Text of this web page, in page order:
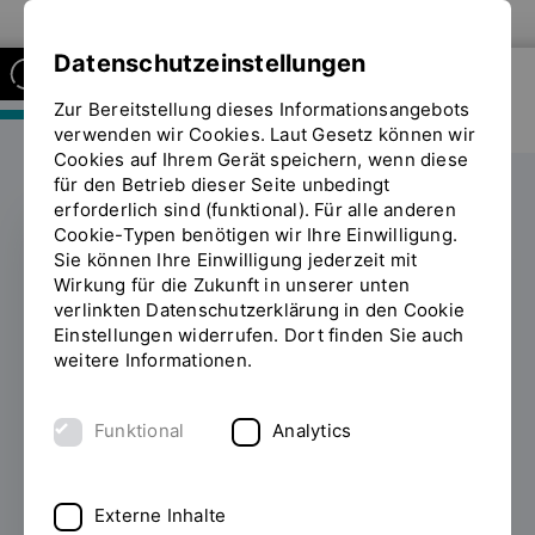
FAKULTÄT MASCHINENBAU
Promotion erfolgreich
abgeschlossen
der Fakultät Maschinenbau und 2011 mit
einem Preis für herausragende technisch-
anwendungsbezogenen Masterarbeit
Datenschutzeinstellungen
Zur Bereitstellung dieses Informationsangebots
verwenden wir Cookies. Laut Gesetz können wir
Cookies auf Ihrem Gerät speichern, wenn diese
für den Betrieb dieser Seite unbedingt
erforderlich sind (funktional). Für alle anderen
Cookie-Typen benötigen wir Ihre Einwilligung.
Sie können Ihre Einwilligung jederzeit mit
Wirkung für die Zukunft in unserer unten
verlinkten Datenschutzerklärung in den Cookie
Einstellungen widerrufen. Dort finden Sie auch
weitere Informationen.
Funktional Analytics
Externe Inhalte